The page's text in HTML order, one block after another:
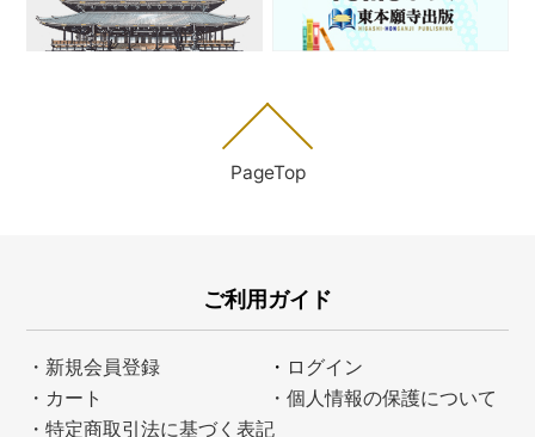
PageTop
ご利用ガイド
・新規会員登録 ・ ログイン
・カート
・個人情報の保護について
・特定商取引法に基づく表記